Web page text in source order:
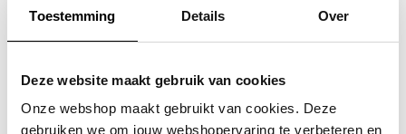
Toestemming Details Over
Deze website maakt gebruik van cookies
Onze webshop maakt gebruikt van cookies. Deze
gebruiken we om jouw webshopervaring te verbeteren en
€ 157,00
excl. BTW
€ 144,50